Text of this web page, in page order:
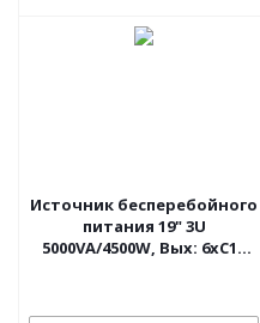
Источник бесперебойного
питания 19" 3U
5000VA/4500W, Вых: 6хC13
SNMP-карты APC Smart-UPS